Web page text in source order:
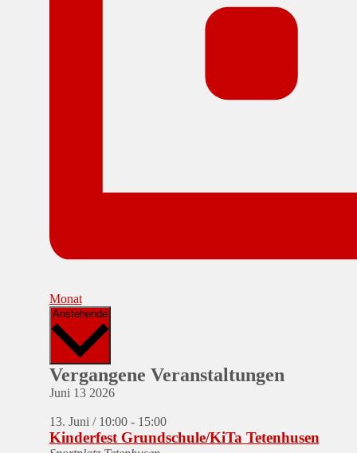
Monat
Anstehende Datum
Vergangene Veranstaltungen
Juni 13 2026
13. Juni / 10:00- 15:00
Kinderfest Grundschule/KiTa Tetenhusen